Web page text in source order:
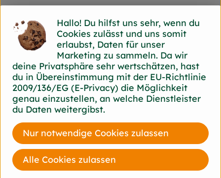
Herkunft
Hersteller: Back Bord
44866 Bochum Back Bord
zur Webseite
Hallo! Du hilfst uns sehr, wenn du
Cookies zulässt und uns somit
erlaubst, Daten für unser
Marketing zu sammeln. Da wir
deine Privatsphäre sehr wertschätzen, hast
du in Übereinstimmung mit der EU-Richtlinie
2009/136/EG (E-Privacy) die Möglichkeit
genau einzustellen, an welche Dienstleister
du Daten weitergibst.
Nur notwendige Cookies zulassen
Alle Cookies zulassen